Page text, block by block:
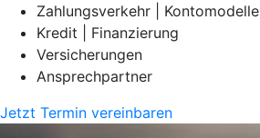
Zahlungsverkehr | Kontomodelle
Kredit | Finanzierung
Versicherungen
Ansprechpartner
Jetzt Termin vereinbaren